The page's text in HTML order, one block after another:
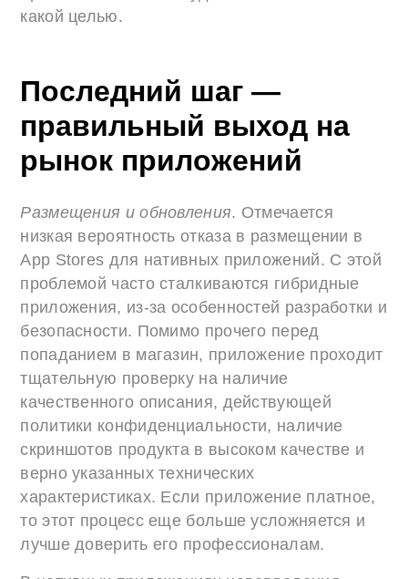
какой целью.
Последний шаг —
правильный выход на
рынок приложений
Размещения и обновления. Отмечается
низкая вероятность отказа в размещении в
App Stores для нативных приложений. С этой
проблемой часто сталкиваются гибридные
приложения, из-за особенностей разработки и
безопасности. Помимо прочего перед
попаданием в магазин, приложение проходит
тщательную проверку на наличие
качественного описания, действующей
политики конфиденциальности, наличие
скриншотов продукта в высоком качестве и
верно указанных технических
характеристиках. Если приложение платное,
то этот процесс еще больше усложняется и
лучше доверить его профессионалам.